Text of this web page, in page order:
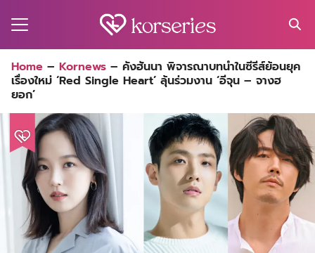
for:
Home – Kornews – คังฮันนา พิจารณาบทนำในซีรีส์ย้อนยุค
เรื่องใหม่ ‘Red Single Heart’ ลุ้นร่วมงาน ‘อีจุน – จางฮ
ยอก’